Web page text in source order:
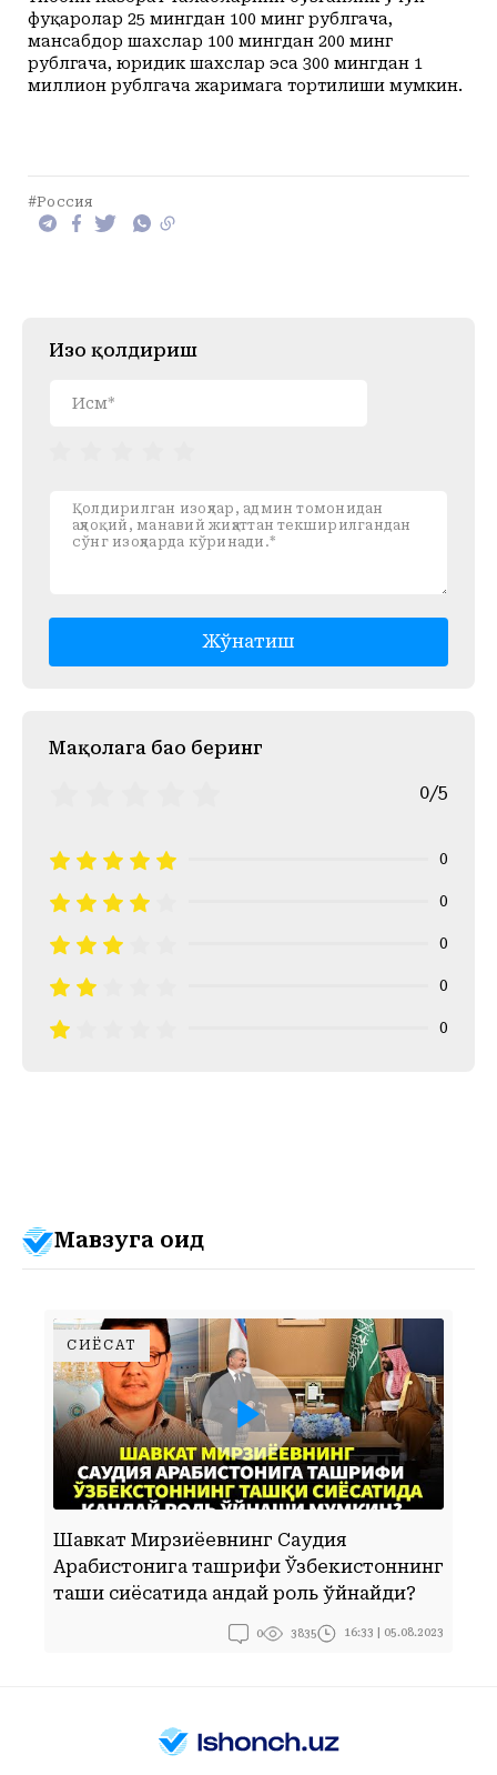
фуқаролар 25 мингдан 100 минг рублгача,
мансабдор шахслар 100 мингдан 200 минг
рублгача, юридик шахслар эса 300 мингдан 1
миллион рублгача жаримага тортилиши мумкин.
#Россия
Изоҳ қолдириш
Жўнатиш
Mақолага баҳо беринг
0/5
0
0
0
0
0
Мавзуга оид
СИЁСАТ
Шавкат Мирзиёевнинг Саудия
Арабистонига ташрифи Ўзбекистоннинг
ташқи сиёсатида қандай роль ўйнайди?
0 3835 16:33 | 05.08.2023